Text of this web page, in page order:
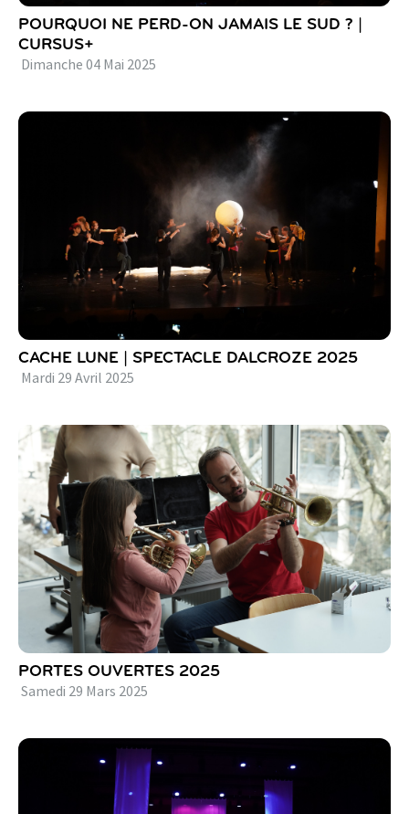
POURQUOI NE PERD-ON JAMAIS LE SUD ? |
CURSUS+
Dimanche 04 Mai 2025
CACHE LUNE | SPECTACLE DALCROZE 2025
Mardi 29 Avril 2025
PORTES OUVERTES 2025
Samedi 29 Mars 2025